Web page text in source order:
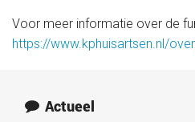
Contact
Voor meer informatie over de
https://www.kphuisartsen.nl/
Actueel